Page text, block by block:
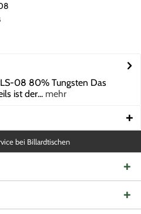
08 80% Tungsten Das
ist der... mehr
bei Billardtischen